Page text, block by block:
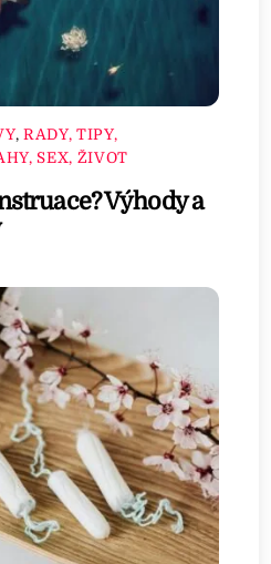
, RADY, TIPY,
SEX, ŽIVOT
Výhody a